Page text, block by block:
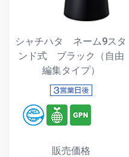
シャチハタ ネーム9スタ
ンド式 ブラック（自由
編集タイプ）
販売価格